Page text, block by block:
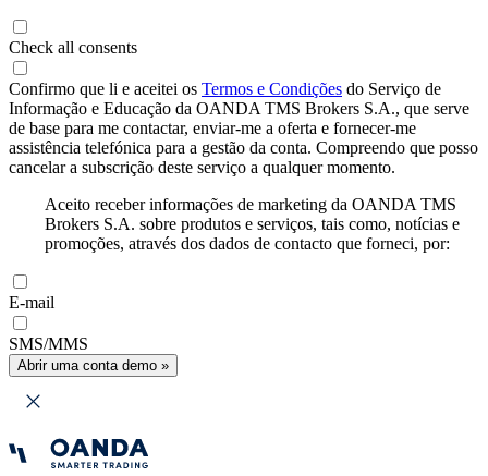
Check all consents
Confirmo que li e aceitei os Termos e Condições do Serviço de
Informação e Educação da OANDA TMS Brokers S.A., que serve
de base para me contactar, enviar-me a oferta e fornecer-me
assistência telefónica para a gestão da conta. Compreendo que posso
cancelar a subscrição deste serviço a qualquer momento.
Aceito receber informações de marketing da OANDA TMS
Brokers S.A. sobre produtos e serviços, tais como, notícias e
promoções, através dos dados de contacto que forneci, por:
E-mail
SMS/MMS
Abrir uma conta demo »